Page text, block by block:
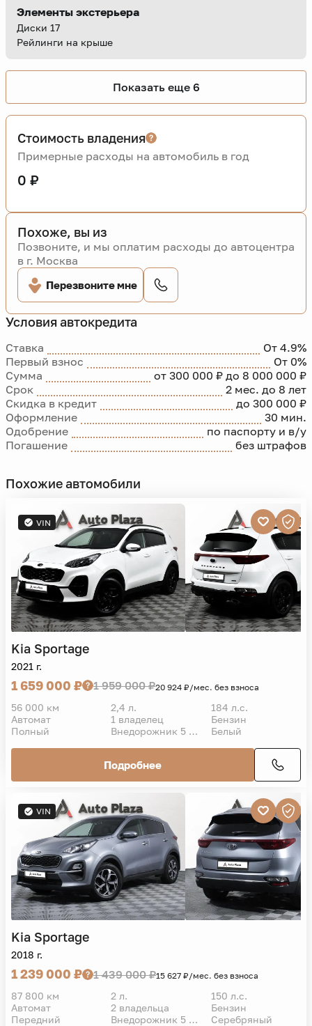
Элементы экстерьера
Диски 17
Рейлинги на крыше
Показать еще 6
Условия автокредита
Ставка
От 4.9%
Первый взнос
От 0%
Сумма
от 300 000 ₽ до 8 000 000 ₽
Срок
2 мес. до 8 лет
Скидка в кредит
до 300 000 ₽
Оформление
30 мин.
Одобрение
по паспорту и в/у
Погашение
без штрафов
Стоимость владения
Примерные расходы на автомобиль в год
0 ₽
Похоже, вы из
Позвоните, и мы оплатим расходы до автоцентра
в г. Москва
Перезвоните мне
Похожие автомобили
VIN
Kia Sportage
2021 г.
1 659 000 ₽ 1 959 000 ₽20 924 ₽/мес. без взноса
56 000 км 2,4 л.
184 л.с.
Автомат
1 владелец
Бензин
Полный
Внедорожник 5 дв. Белый
Подробнее
VIN
Kia Sportage
2018 г.
1 239 000 ₽ 1 439 000 ₽15 627 ₽/мес. без взноса
87 800 км 2 л.
150 л.с.
Автомат
2 владельца
Бензин
Передний
Внедорожник 5 дв. Серебряный